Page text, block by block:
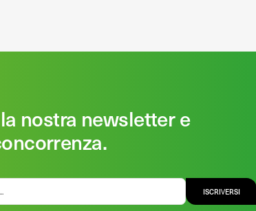
nostra newsletter e
ISCRIVERSI